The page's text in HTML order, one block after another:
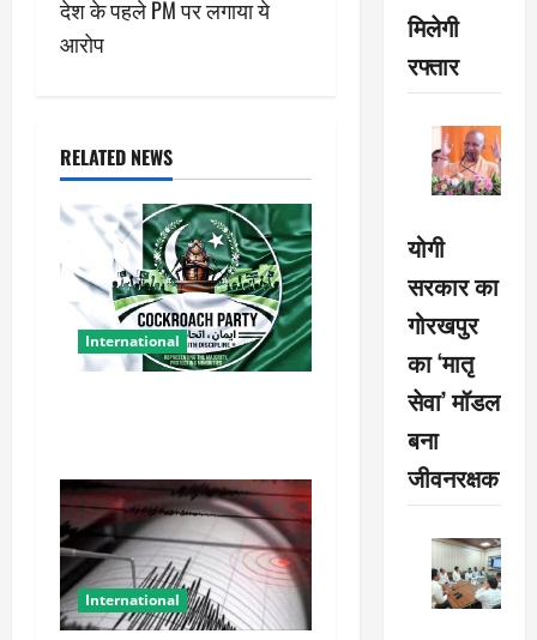
n
a
i
g
a
t
n
देश के पहले PM पर लगाया ये
आरोप
RELATED NEWS
International
International
मिलेगी
रफ्तार
योगी
सरकार का
गोरखपुर
का ‘मातृ
सेवा’ मॉडल
बना
जीवनरक्षक